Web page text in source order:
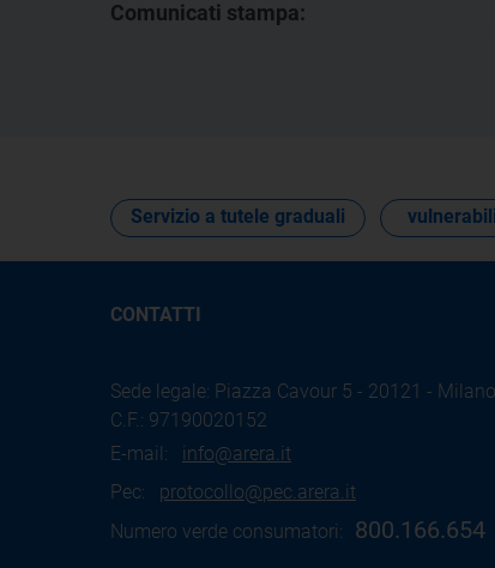
Comunicati stampa:
Servizio a tutele graduali vulnerabili
CONTATTI
Sede legale: Piazza Cavour 5 - 20121 - Milano
C.F.: 97190020152
E-mail: info@arera.it
Pec: protocollo@pec.arera.it
Numero verde consumatori:
800.166.654